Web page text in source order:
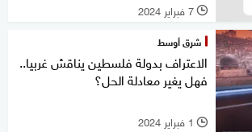
l 7 فبراير 2024
شرق أوسط
الاعتراف بدولة فلسطين يناقش غربيا..
فهل يغير معادلة الحل؟
l 1 فبراير 2024